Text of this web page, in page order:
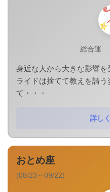
総合運
身近な人から大きな影響
ライドは捨てて教えを請
て・・・
詳し
おとめ座
(08/23～09/22)